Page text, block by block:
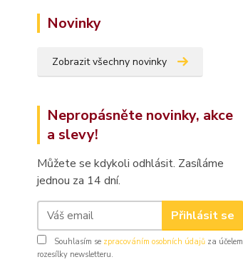
Novinky
Zobrazit všechny novinky
Nepropásněte novinky, akce
a slevy!
Můžete se kdykoli odhlásit. Zasíláme
jednou za 14 dní.
Přihlásit se
Souhlasím se zpracováním osobních údajů za účelem
rozesílky newsletteru.